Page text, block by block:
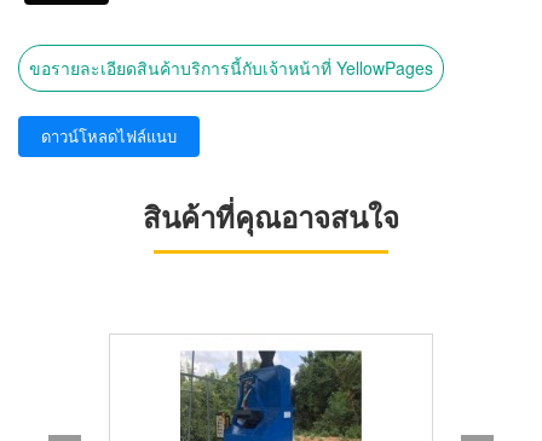
ขอรายละเอียดสินค้าบริการนี้กับเจ้าหน้าที่ YellowPages
ดาวน์โหลดไฟล์แนบ
สินค้าที่คุณอาจสนใจ